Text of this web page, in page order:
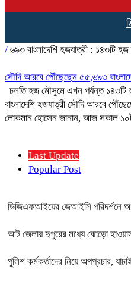
/ ৬৯৩ বাংলাদেশি হজযাত্রী : ১৪৩টি
সৌদি আরবে পৌঁছেছেন ৫৫,৬৯৩
চলতি হজ মৌসুমে এখন পর্যন্ত
বাংলাদেশি হজযাত্রী সৌদি আরবে
লোকমান হোসেন জানান, আজ সকাল
Last Update
Popular Post
ডিজিএফআইয়ের জেআইসি পরিদর্শনে
আট জেলায় দুপুরের মধ্যে ঝোড়ো
পুলিশ কর্মকর্তাদের নিয়ে অপপ্রচার,